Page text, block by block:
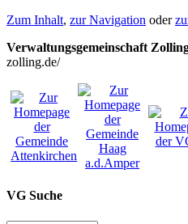
Zum Inhalt, zur Navigation oder
Verwaltungsgemeinschaft
zolling.de/
VG Suche